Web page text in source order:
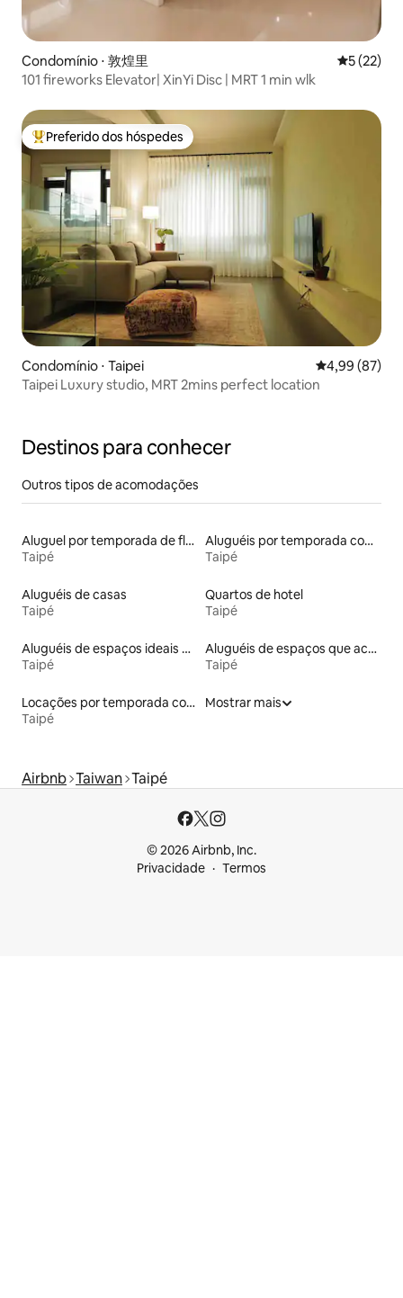
Condomínio ⋅ 敦煌里 5 de uma
5 (22)
101 fireworks Elevator| XinYi Disc | MRT 1 min wlk
Entre os melhores preferidos dos hóspedes
Preferido dos hóspedes
Condomínio ⋅ Taipei 4,99 de uma
4,99 (87)
Taipei Luxury studio, MRT 2mins perfect location
Destinos para conhecer
Outros tipos de acomodações
Aluguel por temporada de flats
Taipé
Aluguéis por temporada com suítes privativas
Taipé
Aluguéis de casas
Taipé
Quartos de hotel
Taipé
Aluguéis de espaços ideais para famílias
Taipé
Aluguéis de espaços que aceitam animais de estimação
Taipé
Locações por temporada com piscina
Taipé
Mostrar mais
Airbnb Taiwan Taipé
© 2026 Airbnb, Inc.
Privacidade
Termos